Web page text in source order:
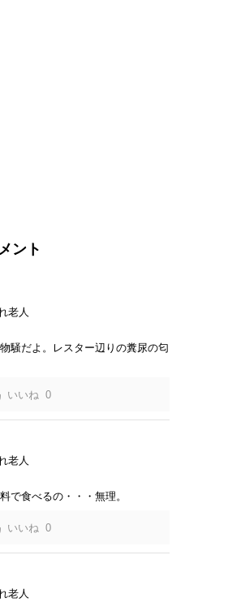
ント
老人
騒だよ。レスター辺りの糞尿の匂
0
老人
で食べるの・・・無理。
0
老人